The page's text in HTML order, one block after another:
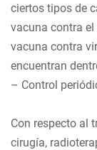
ciertos tipos de
vacuna contra
vacuna contra
encuentran
– Control
Con respecto al
cirugía,